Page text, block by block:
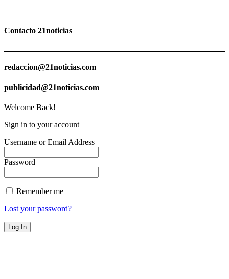
Contacto 21noticias
redaccion@21noticias.com
publicidad@21noticias.com
Welcome Back!
Sign in to your account
Username or Email Address
Password
Remember me
Lost your password?